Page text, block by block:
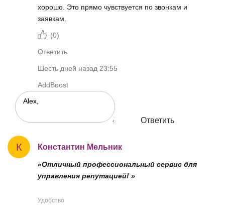
хорошо. Это прямо чувствуется по звонкам и
заявкам.
(0)
Ответить
Шесть дней назад 23:55
AddBoost
Ответить
К Константин Мельник
«Отличный профессиональный сервис для
управления репутацией! »
Удобство